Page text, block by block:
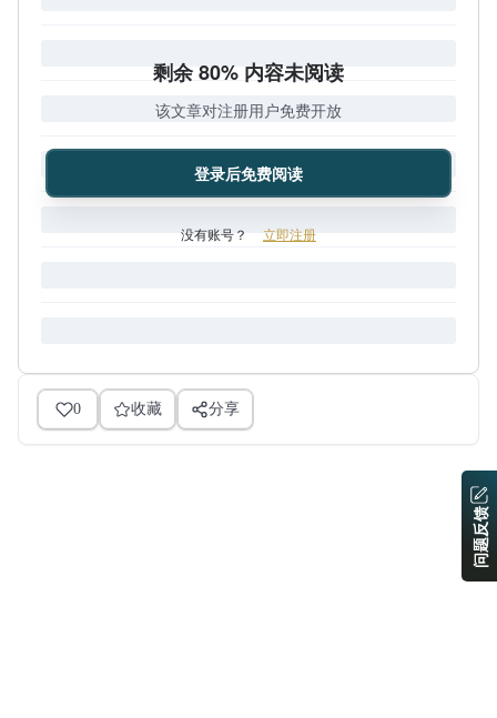
剩余 80% 内容未阅读
该文章对注册用户免费开放
登录后免费阅读
没有账号？ 立即注册
0 收藏 分享
问题反馈